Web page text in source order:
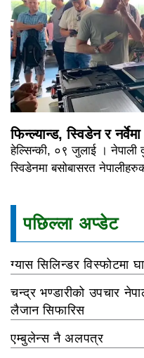
फिन्ल्यान्ड, स्विडेन र
हेल्सिन्की, ०९ जुलाई । नेपाली
स्विडेनमा बसोबासरत
पछिल्ला अप्डेट
ग्यास सिलिन्डर विस्फोटमा
चन्द्र भण्डारीको उपचार
लैजान सिफारिस
एम्बुलेन्स नै अलपत्र